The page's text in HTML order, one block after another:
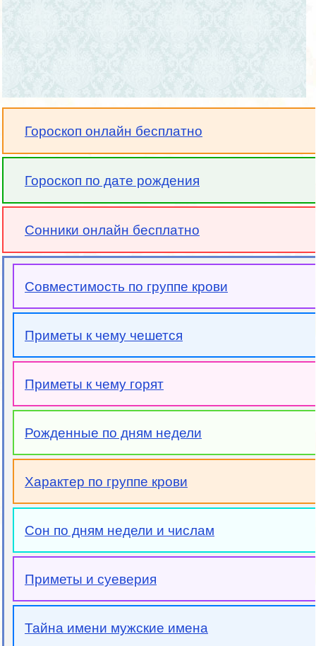
Гороскоп онлайн бесплатно
Гороскоп по дате рождения
Сонники онлайн бесплатно
Совместимость по группе крови
Приметы к чему чешется
Приметы к чему горят
Рожденные по дням недели
Характер по группе крови
Сон по дням недели и числам
Приметы и суеверия
Тайна имени мужские имена